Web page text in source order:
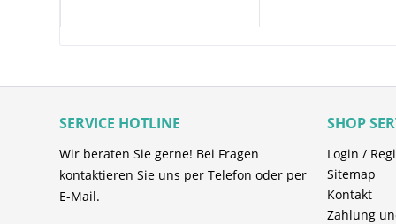
Reinigt Formen und Werkzeuge
Vor dem Gebrauch gut schütteln
Dose bei Gebrauch aufrecht halten
Produkt sollte mit einem Abstand von ca.
gleichmäßig auf Formen oder Werkzeuge
in benötigter Menge auftragen und
SERVICE HOTLINE
Wir beraten Sie gerne! Bei Fragen
kontaktieren Sie uns per Telefon oder per
E-Mail.
SHOP
Login /
Sitemap
Kontakt
Zahlung